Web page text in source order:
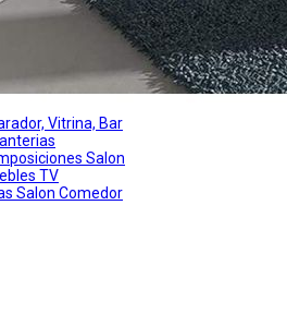
Vitrina, Bar
Salon
TV
Salon Comedor